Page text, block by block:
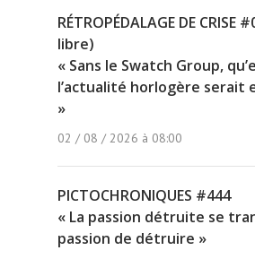
RÉTROPÉDALAGE DE CRISE
libre)
« Sans le Swatch Group,
l’actualité horlogère serait
»
02 / 08 / 2026 à 08:00
PICTOCHRONIQUES #444
« La passion détruite se
passion de détruire »